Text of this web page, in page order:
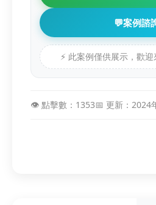
💬案例諮
⚡ 此案例僅供展示，歡
👁️ 點擊數：1353📅 更新：2024